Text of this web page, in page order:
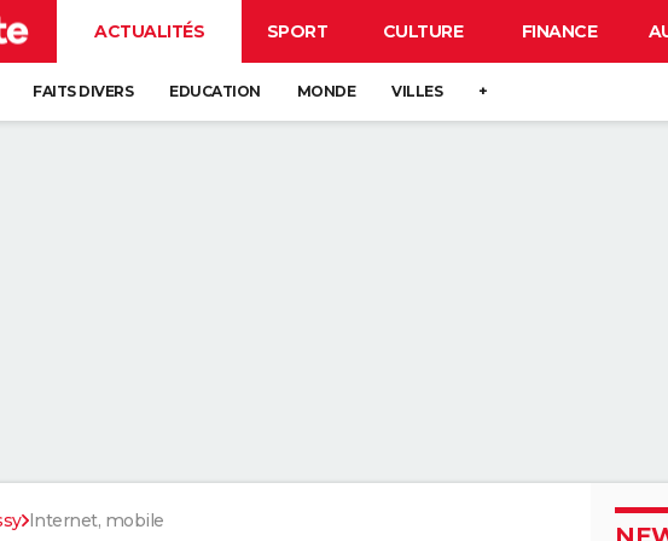
ACTUALITÉS SPORT CULTURE FINANCE
FAITS DIVERS EDUCATION MONDE VILLES +
Internet, mobile